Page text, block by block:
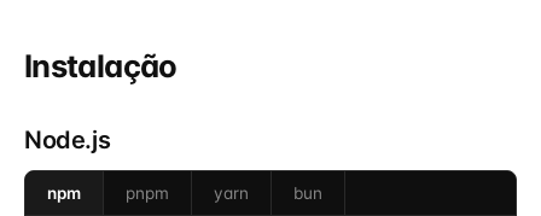
Instalação
Node.js
npm pnpm yarn bun